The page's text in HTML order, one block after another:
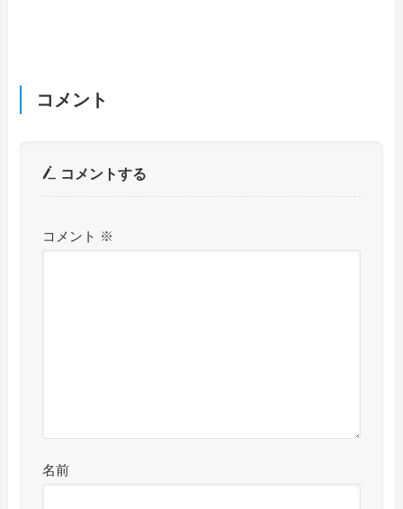
コメント
コメントする
コメント ※
名前